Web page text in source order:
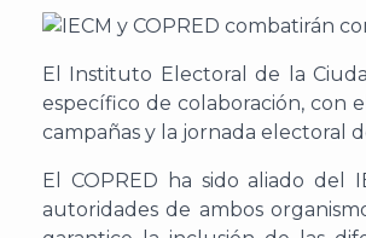
El Instituto Electoral de la
específico de colaboración, con
campañas y la jornada electoral
El COPRED ha sido aliado del
autoridades de ambos